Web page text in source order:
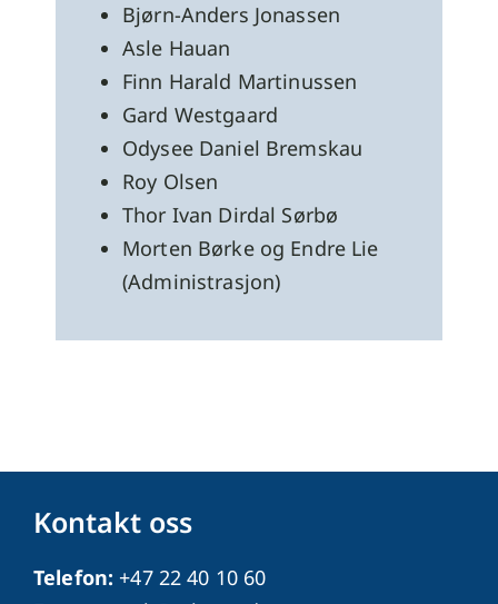
Bjørn-Anders Jonassen
Asle Hauan
Finn Harald Martinussen
Gard Westgaard
Odysee Daniel Bremskau
Roy Olsen
Thor Ivan Dirdal Sørbø
Morten Børke og Endre Lie
(Administrasjon)
Kontakt oss
Telefon: +47 22 40 10 60